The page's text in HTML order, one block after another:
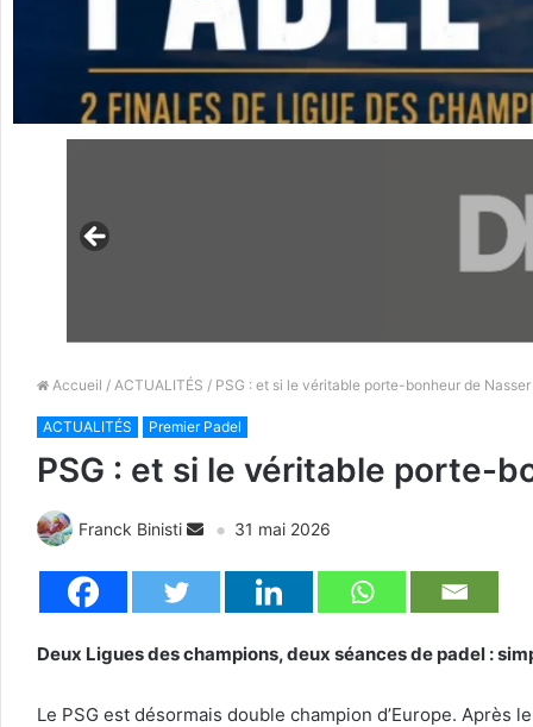
Accueil / ACTUALITÉS / PSG : et si le véritable porte-bonheur de
ACTUALITÉS Premier Padel
PSG : et si le véritable porte-
Franck Binisti 31 mai 2026
Deux Ligues des champions, deux séances de padel :
Le PSG est désormais double champion d’Europe.